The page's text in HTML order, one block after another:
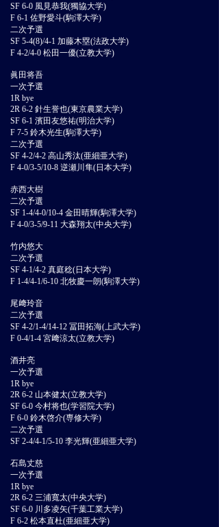
SF 6-0 風見恭我(獨協大学)
F 6-1 佐野愛斗(駒澤大学)
二次予選
SF 5-4(8)/4-1 加藤木塁(法政大学)
F 4-2/4-0 松田一優(立教大学)
眞田将吾
一次予選
1R bye
2R 6-2 針生誉也(東京農業大学)
SF 6-1 濱田友悠祐(明治大学)
F 7-5 鈴木光生(駒澤大学)
二次予選
SF 4-2/4-2 高山秀汰(亜細亜大学)
F 4-0/3-5/10-8 逆瀬川隼(日本大学)
赤西大樹
二次予選
SF 1-4/4-0/10-4 金田晴輝(駒澤大学)
F 4-0/3-5/9-11 大森翔太(中央大学)
竹内悠大
二次予選
SF 4-1/4-2 真庭稔(日本大学)
F 1-4/4-1/6-10 北牧慶一朗(駒澤大学)
尾﨑玲音
二次予選
SF 4-2/1-4/14-12 冨田拓海(上武大学)
F 0-4/1-4 宮﨑涼太(立教大学)
酒井亮
一次予選
1R bye
2R 6-2 山本健太(立教大学)
SF 6-0 今村将也(学習院大学)
F 6-0 鈴木啓介(専修大学)
二次予選
SF 2-4/4-1/5-10 李光輝(亜細亜大学)
石島丈慈
一次予選
1R bye
2R 6-2 三浦寬太(中央大学)
SF 6-0 川多凌矢(千葉工業大学)
F 6-2 松本直杜(亜細亜大学)